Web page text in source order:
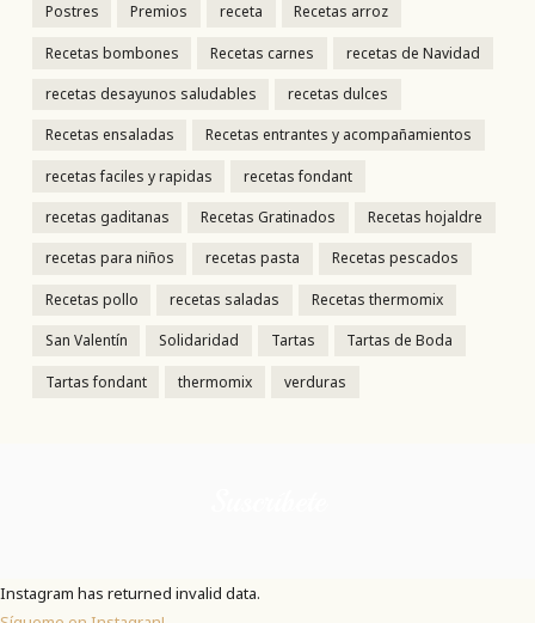
Postres Premios receta Recetas arroz
Recetas bombones Recetas carnes recetas de Navidad
recetas desayunos saludables recetas dulces
Recetas ensaladas Recetas entrantes y acompañamientos
recetas faciles y rapidas recetas fondant
recetas gaditanas Recetas Gratinados Recetas hojaldre
recetas para niños recetas pasta Recetas pescados
Recetas pollo recetas saladas Recetas thermomix
San Valentín Solidaridad Tartas Tartas de Boda
Tartas fondant thermomix verduras
Instagram has returned invalid data.